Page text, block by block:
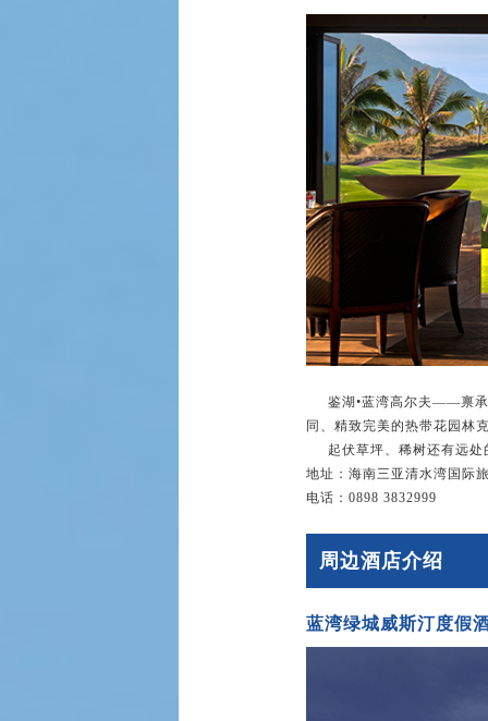
鉴湖•蓝湾高尔夫——禀承
同、精致完美的热带花园林
起伏草坪、稀树还有远处
地址：海南三亚清水湾国际
电话：0898 3832999
周边酒店介绍
蓝湾绿城威斯汀度假